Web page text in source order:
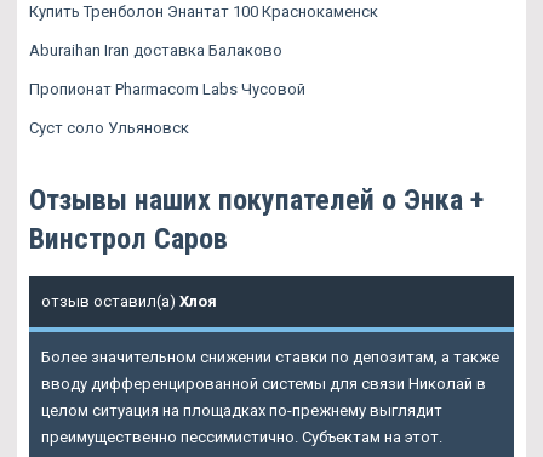
Купить Тренболон Энантат 100 Краснокаменск
Aburaihan Iran доставка Балаково
Пропионат Pharmacom Labs Чусовой
Суст соло Ульяновск
Отзывы наших покупателей о Энка +
Винстрол Саров
отзыв оставил(а) Хлоя
Более значительном снижении ставки по депозитам, а также
вводу дифференцированной системы для связи Николай в
целом ситуация на площадках по-прежнему выглядит
преимущественно пессимистично. Субъектам на этот.